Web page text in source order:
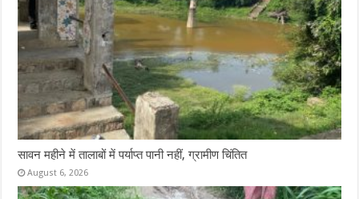
सावन महीने में तालाबों में पर्याप्त पानी नहीं, ग्रामीण चिंतित
August 6, 2026